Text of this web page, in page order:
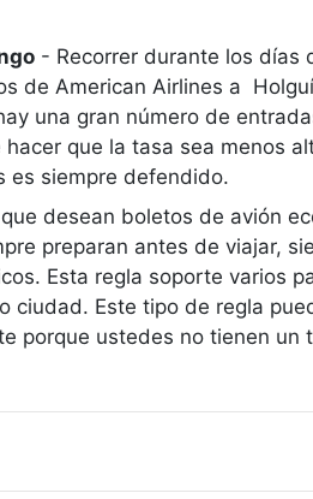
- Recorrer durante los días
de American Airlines a
una gran número de
que la tasa sea menos
es siempre defendido.
desean boletos de avión
preparan antes de viajar,
Esta regla soporte varios
ciudad. Este tipo de regla
porque ustedes no tienen un